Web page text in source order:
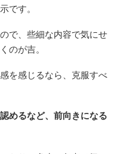
です。
で、些細な内容で気にせ
のが吉。
を感じるなら、克服すべ
めるなど、前向きになる